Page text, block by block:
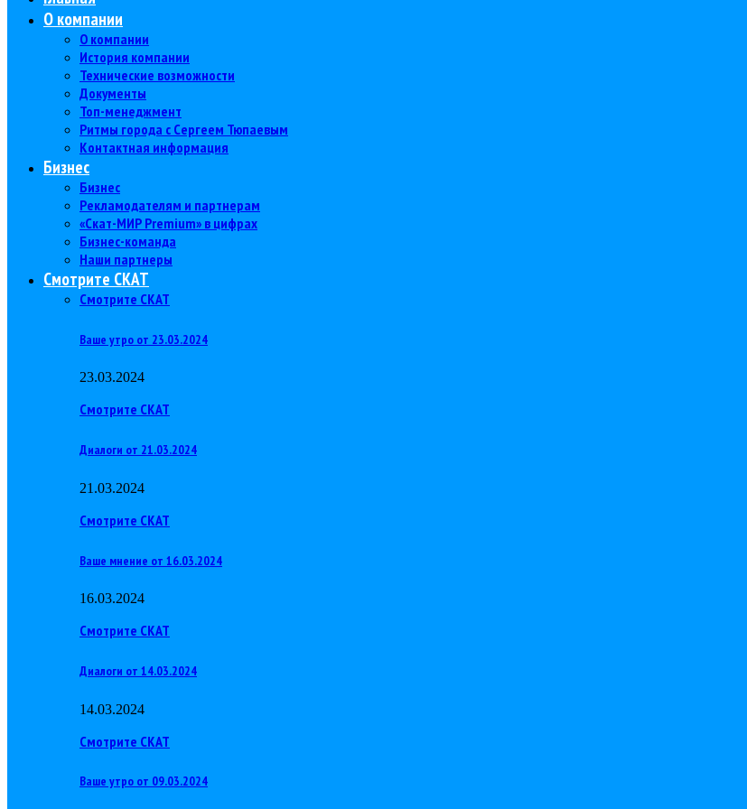
О компании
О компании
История компании
Технические возможности
Документы
Топ-менеджмент
Ритмы города с Сергеем Тюпаевым
Контактная информация
Бизнес
Бизнес
Рекламодателям и партнерам
«Скат-МИР Premium» в цифрах
Бизнес-команда
Наши партнеры
Смотрите СКАТ
Смотрите СКАТ
Ваше утро от 23.03.2024
23.03.2024
Смотрите СКАТ
Диалоги от 21.03.2024
21.03.2024
Смотрите СКАТ
Ваше мнение от 16.03.2024
16.03.2024
Смотрите СКАТ
Диалоги от 14.03.2024
14.03.2024
Смотрите СКАТ
Ваше утро от 09.03.2024